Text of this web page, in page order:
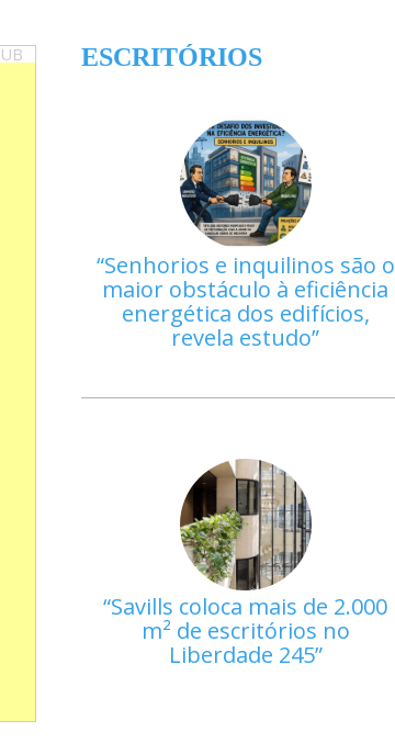
ESCRITÓRIOS
Senhorios e inquilinos são o
maior obstáculo à eficiência
energética dos edifícios,
revela estudo
Savills coloca mais de 2.000
m² de escritórios no
Liberdade 245